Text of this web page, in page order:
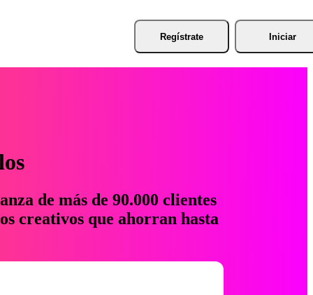
Regístrate Iniciar
de más de 90.000 clientes
creativos que ahorran hasta